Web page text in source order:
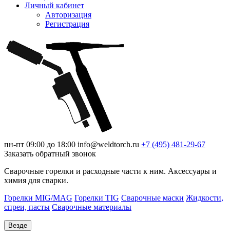
Личный кабинет
Авторизация
Регистрация
пн-пт 09:00 до 18:00 info@weldtorch.ru +7 (495) 481-29-67
Заказать обратный звонок
Сварочные горелки и расходные части к ним. Аксессуары и
химия для сварки.
Горелки MIG/MAG Горелки TIG Сварочные маски Жидкости,
спреи, пасты Сварочные материалы
Везде